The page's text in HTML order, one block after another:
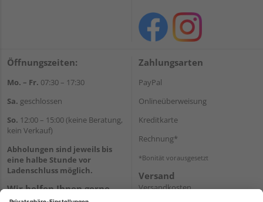
Öffnungszeiten:
Mo. – Fr. 07:30 – 17:30
Sa. geschlossen
So. 12:00 – 15:00 (keine Beratung,
kein Verkauf)
Abholungen sind jeweils bis
eine halbe Stunde vor
Ladenschluss möglich.
Wir helfen Ihnen gerne
Zahlungsarten
PayPal
Onlineüberweisung
Kreditkarte
Rechnung*
*Bonität vorausgesetzt
Versand
Versandkosten